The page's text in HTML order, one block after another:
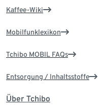
Kaffee-Wiki
Mobilfunklexikon
Tchibo MOBIL FAQs
Entsorgung / Inhaltsstoffe
Über Tchibo